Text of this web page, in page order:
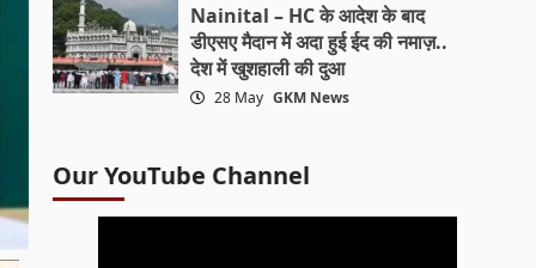
Nainital – HC के आदेश के बाद
डीएसए मैदान में अदा हुई ईद की नमाज़..
देश में खुशहाली की दुआ
28 May GKM News
Our YouTube Channel